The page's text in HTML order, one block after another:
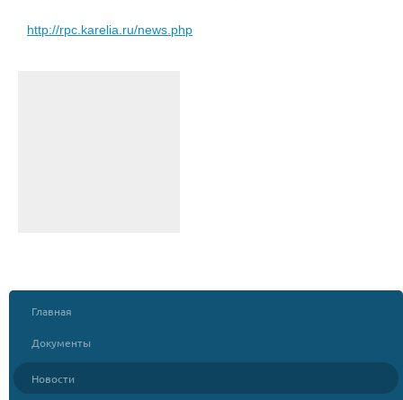
http://rpc.karelia.ru/news.php
Главная
Документы
Новости